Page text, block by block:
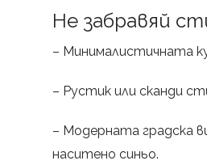
Не забравяй
– Минималистичната
– Рустик или сканди
– Модерната градска
наситено синьо.